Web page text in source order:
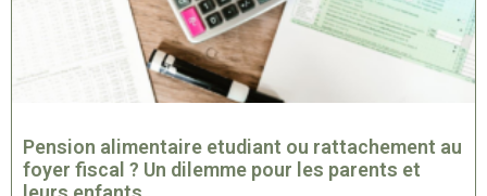
Pension alimentaire etudiant ou rattachement au
foyer fiscal ? Un dilemme pour les parents et